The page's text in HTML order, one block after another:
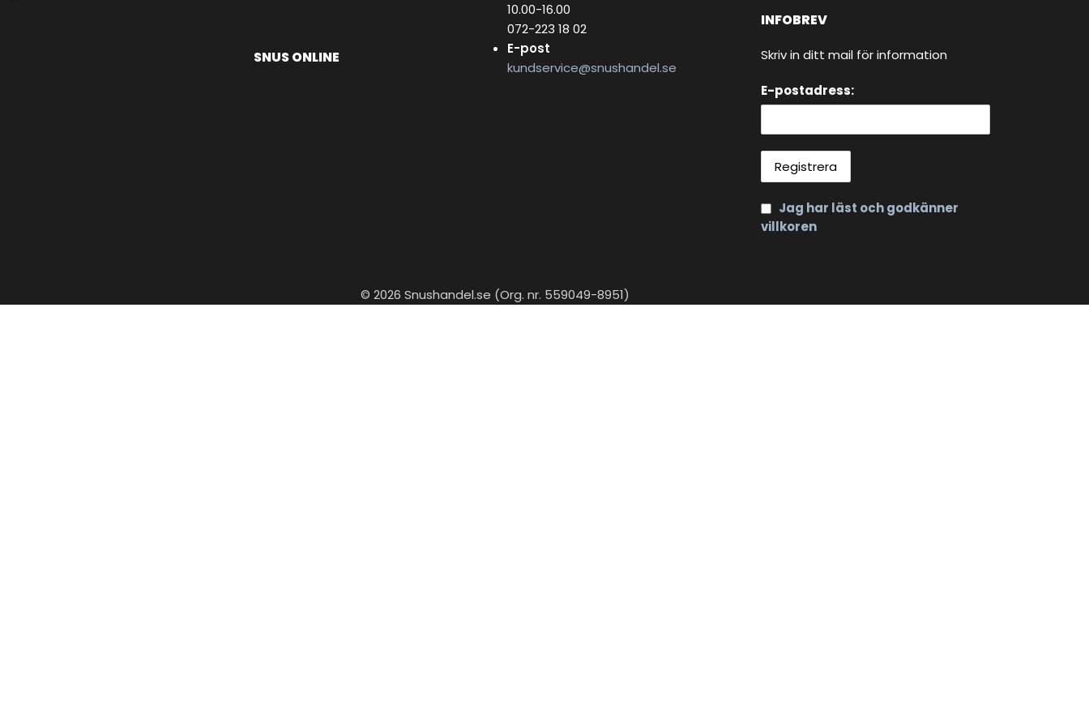
SNUS ONLINE
10.00-16.00
072-223 18 02
E-post
kundservice@snushandel.se
INFOBREV
Skriv in ditt mail för information
E-postadress:
Jag har läst och godkänner
villkoren
© 2026 Snushandel.se (Org. nr. 559049-8951)